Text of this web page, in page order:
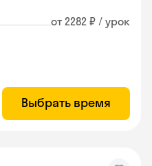
от 2282 ₽ / урок
Выбрать время